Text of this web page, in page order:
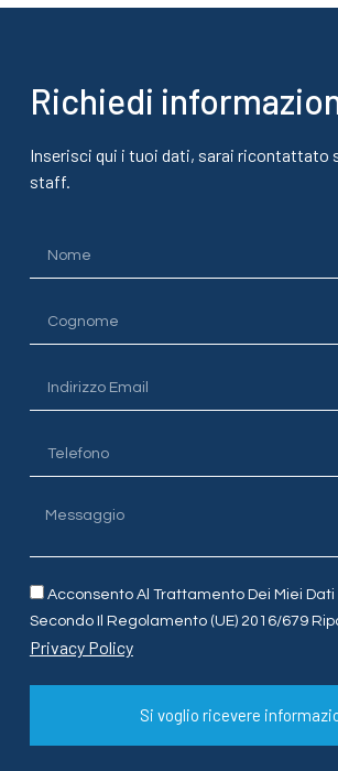
Richiedi
Inserisci qui i tuoi dati, sarai ricontattato
staff.
Acconsento Al Trattamento Dei Miei Dati
Secondo Il Regolamento (UE) 2016/679
Privacy Policy
Si voglio ricevere